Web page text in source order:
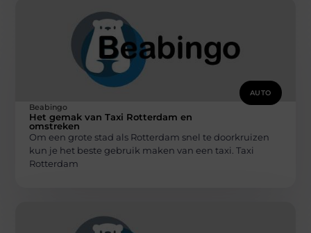
AUTO
Beabingo
Het gemak van Taxi Rotterdam en
omstreken
Om een grote stad als Rotterdam snel te doorkruizen
kun je het beste gebruik maken van een taxi. Taxi
Rotterdam